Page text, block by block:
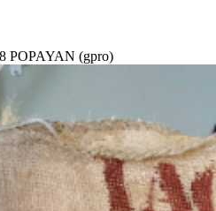
POPAYAN (gpro)